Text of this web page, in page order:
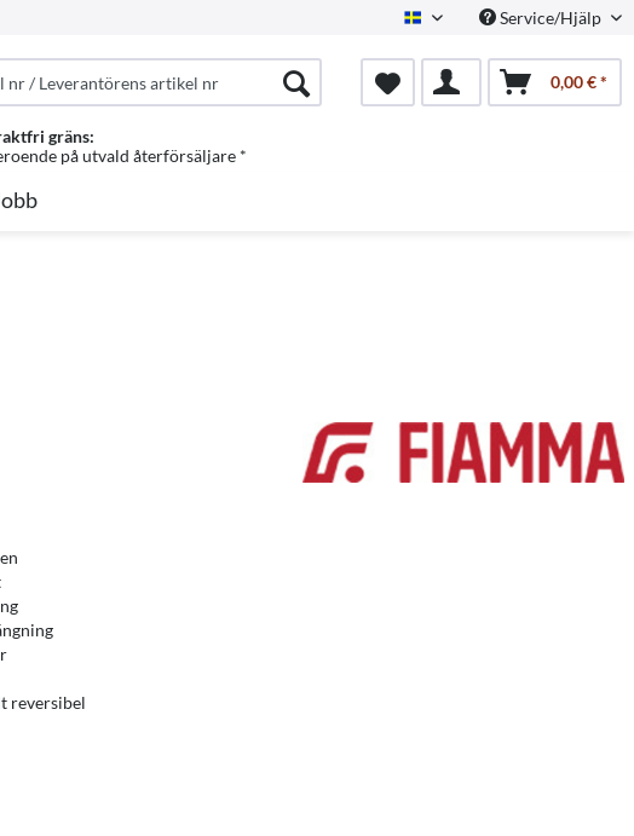
Swedish Service/Hjälp
0,00 € *
gräns:
på utvald återförsäljare *
reversibel